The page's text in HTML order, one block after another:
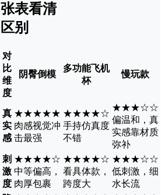
张表看清
区别
对
比
维
度
阴臀倒模
多功能飞机
杯
慢玩款
真
实
感
★★★★★
肉感视觉冲
击最强
★★★★☆
手持仿真度
不错
★★★☆☆
偏温和，真
实感靠材质
弥补
刺
激
度
★★★★☆
中等偏高，
肉厚包裹
★★★★☆
看具体款，
跨度大
★★★☆☆
低刺激，细
水长流